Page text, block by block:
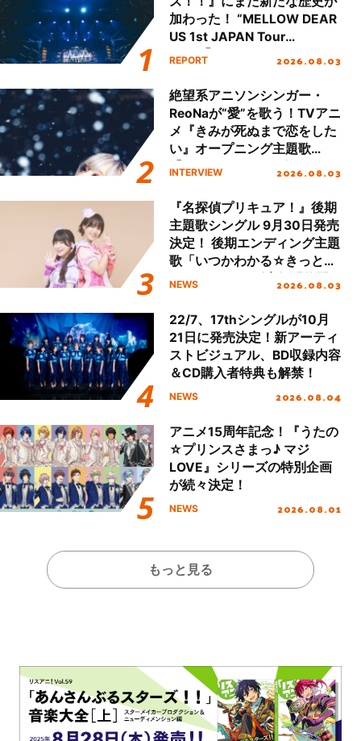
加わった！ “MELLOW DEAR
US 1st JAPAN Tour
Final「NICE to meet YOU
ート!!
REPORT 2026.08.03
絶望系アニソンシンガー・
ReoNaが“愛”を歌う！TVアニ
メ『きみが死ぬまで恋をした
い』オープニング主題歌
「Amore」インタビュー
INTERVIEW 2026.08.03
『名探偵プリキュア！』後期
主題歌シングル 9月30日発売
決定！ 後期エンディング主題
歌「いつかわかる☆きっとあ
える」TVサイズ先行配信開
NEWS 2026.08.03
22/7、17thシングルが10月
21日に発売決定！新アーティ
ストビジュアル、BD収録内容
＆CD購入者特典も解禁！
NEWS 2026.08.04
アニメ15周年記念！『うたの
☆プリンスさまっ♪ マジ
LOVE』シリーズの特別企画
が続々決定！
NEWS 2026.08.01
もっと見る